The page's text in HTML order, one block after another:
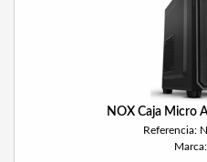
NOX Caja Micro
Referencia: